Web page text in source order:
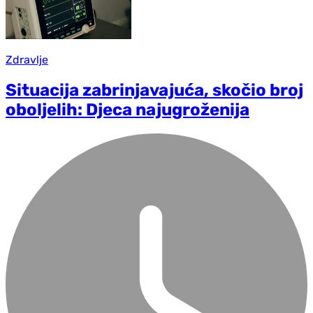
Zdravlje
Situacija zabrinjavajuća, skočio broj
oboljelih: Djeca najugroženija